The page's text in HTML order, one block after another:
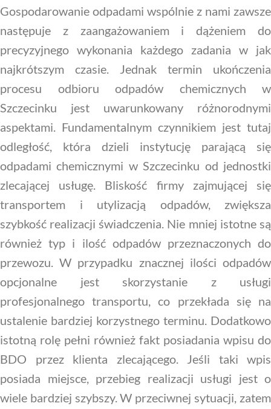
Gospodarowanie odpadami wspólnie z nami zawsze
następuje z zaangażowaniem i dążeniem do
precyzyjnego wykonania każdego zadania w jak
najkrótszym czasie. Jednak termin ukończenia
procesu odbioru odpadów chemicznych w
Szczecinku jest uwarunkowany różnorodnymi
aspektami. Fundamentalnym czynnikiem jest tutaj
odległość, która dzieli instytucję parającą się
odpadami chemicznymi w Szczecinku od jednostki
zlecającej usługę. Bliskość firmy zajmującej się
transportem i utylizacją odpadów, zwiększa
szybkość realizacji świadczenia. Nie mniej istotne są
również typ i ilość odpadów przeznaczonych do
przewozu. W przypadku znacznej ilości odpadów
opcjonalne jest skorzystanie z usługi
profesjonalnego transportu, co przekłada się na
ustalenie bardziej korzystnego terminu. Dodatkowo
istotną rolę pełni również fakt posiadania wpisu do
BDO przez klienta zlecającego. Jeśli taki wpis
posiada miejsce, przebieg realizacji usługi jest o
wiele bardziej szybszy. W przeciwnej sytuacji, zatem